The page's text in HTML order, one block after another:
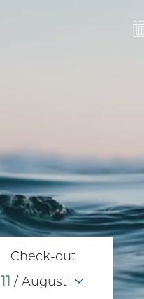
Check-out
11 / August